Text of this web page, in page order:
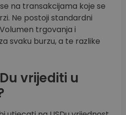
na transakcijama koje se
Ne postoji standardni
trgovanja i
svaku burzu, a te razlike
vrijediti u